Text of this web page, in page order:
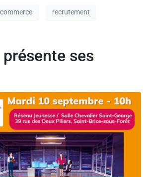
commerce recrutement
présente ses